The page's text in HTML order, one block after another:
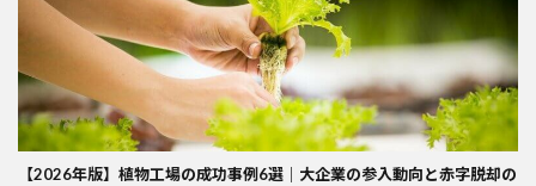
【2026年版】植物工場の成功事例6選｜大企業の参入動向と赤字脱却の